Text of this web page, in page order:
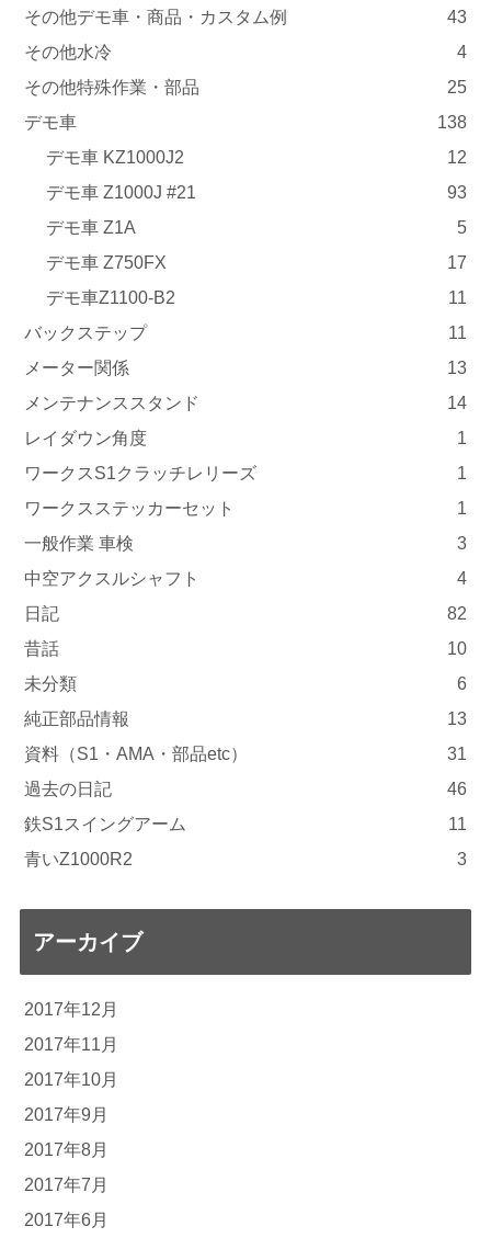
その他デモ車・商品・カスタム例
43
その他水冷
4
その他特殊作業・部品
25
デモ車
138
デモ車 KZ1000J2
12
デモ車 Z1000J #21
93
デモ車 Z1A
5
デモ車 Z750FX
17
デモ車Z1100-B2
11
バックステップ
11
メーター関係
13
メンテナンススタンド
14
レイダウン角度
1
ワークスS1クラッチレリーズ
1
ワークスステッカーセット
1
一般作業 車検
3
中空アクスルシャフト
4
日記
82
昔話
10
未分類
6
純正部品情報
13
資料（S1・AMA・部品etc）
31
過去の日記
46
鉄S1スイングアーム
11
青いZ1000R2
3
アーカイブ
2017年12月
2017年11月
2017年10月
2017年9月
2017年8月
2017年7月
2017年6月